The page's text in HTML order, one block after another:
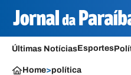
Últimas NotíciasEsportes
Home>política